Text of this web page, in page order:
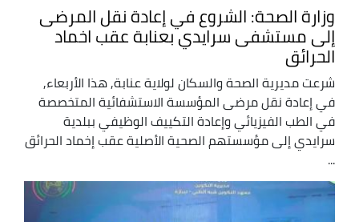
وزارة الصحة: الشروع في إعادة نقل المرضى
إلى مستشفى سرايدي بعنابة عقب اخماد
الحرائق
شرعت مديرية الصحة والسكان لولاية عنابة, هذا الأربعاء,
في إعادة نقل مرضى المؤسسة الاستشفائية المتخصصة
في الطب الفيزيائي وإعادة التكييف الوظيفي ببلدية
سرايدي إلى مؤسستهم الصحية الأصلية عقب إخماد الحرائق